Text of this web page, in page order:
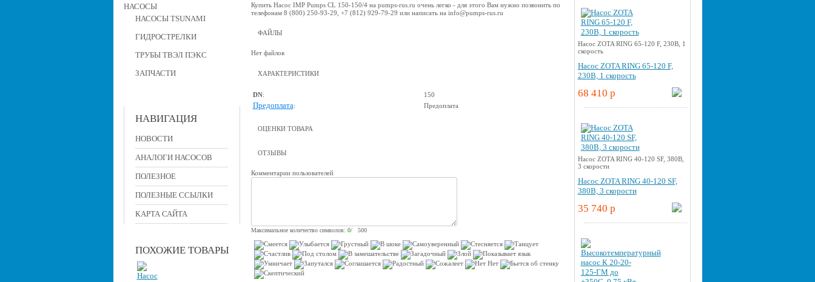
НАСОСЫ
НАСОСЫ TSUNAMI
ГИДРОСТРЕЛКИ
ТРУБЫ ТВЭЛ ПЭКС
ЗАПЧАСТИ
НАВИГАЦИЯ
НОВОСТИ
АНАЛОГИ НАСОСОВ
ПОЛЕЗНОЕ
ПОЛЕЗНЫЕ ССЫЛКИ
КАРТА САЙТА
ПОХОЖИЕ ТОВАРЫ
Насос ZOTA RING 65-120 F, 230В, 1
скорость
Насос ZOTA RING 65-120 F,
230В, 1 скорость
68 410 p
Насос ZOTA RING 40-120 SF, 380В,
3 скорости
Насос ZOTA RING 40-120 SF,
380В, 3 скорости
35 740 p
Купить Насос IMP Pumps CL 150-150/4 на pumps-rus.ru очень легко - для этого Вам нужно позвонить по
телефонам 8 (800) 250-93-29, +7 (812) 929-79-29 или написать на info@pumps-rus.ru
ФАЙЛЫ
Нет файлов
ХАРАКТЕРИСТИКИ
DN: 150
Предоплата: Предоплата
ОЦЕНКИ ТОВАРА
ОТЗЫВЫ
Комментарии пользователей
Максимальное количество символов: 0/ 500